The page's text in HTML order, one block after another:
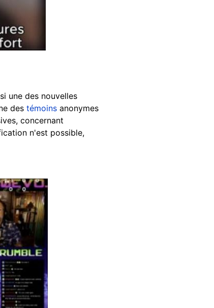
une des nouvelles
des témoins anonymes
concernant
n'est possible,